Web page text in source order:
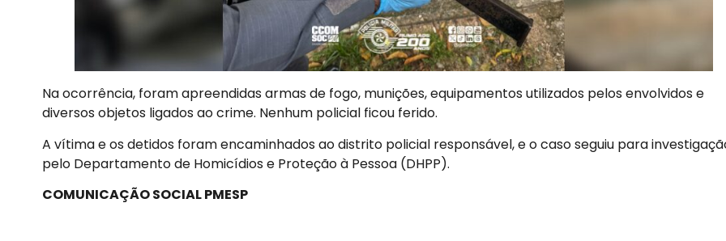
Na ocorrência, foram apreendidas armas de fogo, munições, equipamentos utilizados pelos envolvidos e
diversos objetos ligados ao crime. Nenhum policial ficou ferido.
A vítima e os detidos foram encaminhados ao distrito policial responsável, e o caso seguiu para
pelo Departamento de Homicídios e Proteção à Pessoa (DHPP).
COMUNICAÇÃO SOCIAL PMESP